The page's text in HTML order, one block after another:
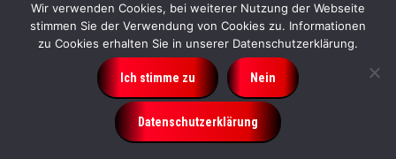
die Kategorien personenbezogener Daten, die
verarbeitet werden
die Empfänger oder Kategorien von Empfängern,
gegenüber denen die personenbezogenen Daten
offengelegt worden sind oder noch offengelegt werden,
insbesondere bei Empfängern in Drittländern oder bei
Wir verwenden Cookies, bei weiterer Nutzung der Webseite
stimmen Sie der Verwendung von Cookies zu. Informationen
zu Cookies erhalten Sie in unserer Datenschutzerklärung.
Ich stimme zu Nein
Datenschutzerklärung